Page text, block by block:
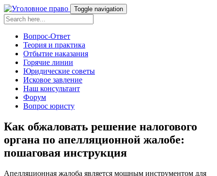
Toggle navigation
Вопрос-Ответ
Теория и практика
Отбытие наказания
Горячие линии
Юридические советы
Исковое завление
Наш консультант
Форум
Вопрос юристу
Как обжаловать решение налогового
органа по апелляционной жалобе:
пошаговая инструкция
Апелляционная жалоба является мощным инструментом для